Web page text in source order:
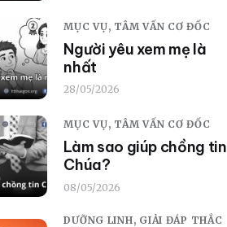
MỤC VỤ, TÂM VẤN CƠ ĐỐC
Người yêu xem mẹ là
nhất
28/05/2026
MỤC VỤ, TÂM VẤN CƠ ĐỐC
Làm sao giúp chồng tin
Chúa?
08/05/2026
DƯỠNG LINH, GIẢI ĐÁP THẮC